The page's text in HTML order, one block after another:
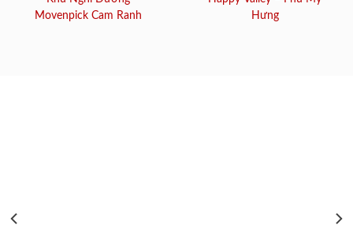
Movenpick Cam Ranh
Hưng